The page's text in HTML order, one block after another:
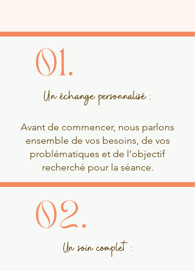
01.
Un échange personnalisé :
Avant de commencer, nous parlons
ensemble de vos besoins, de vos
problématiques et de l’objectif
recherché pour la séance.
02.
Un soin complet :